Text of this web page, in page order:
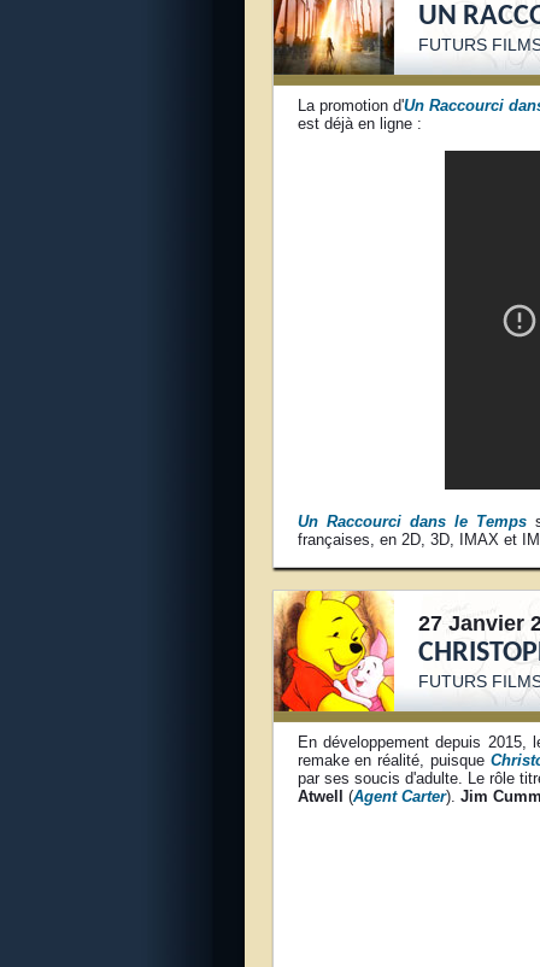
UN
FUTURS
La promotion d'Un Raccourci
est déjà en ligne :
Un Raccourci dans le Temps
françaises, en 2D, 3D, IMAX et
27 Janvier
FUTURS
En développement depuis
remake en réalité, puisque
par ses soucis d'adulte. Le rôle
Atwell
(Agent Carter). Jim